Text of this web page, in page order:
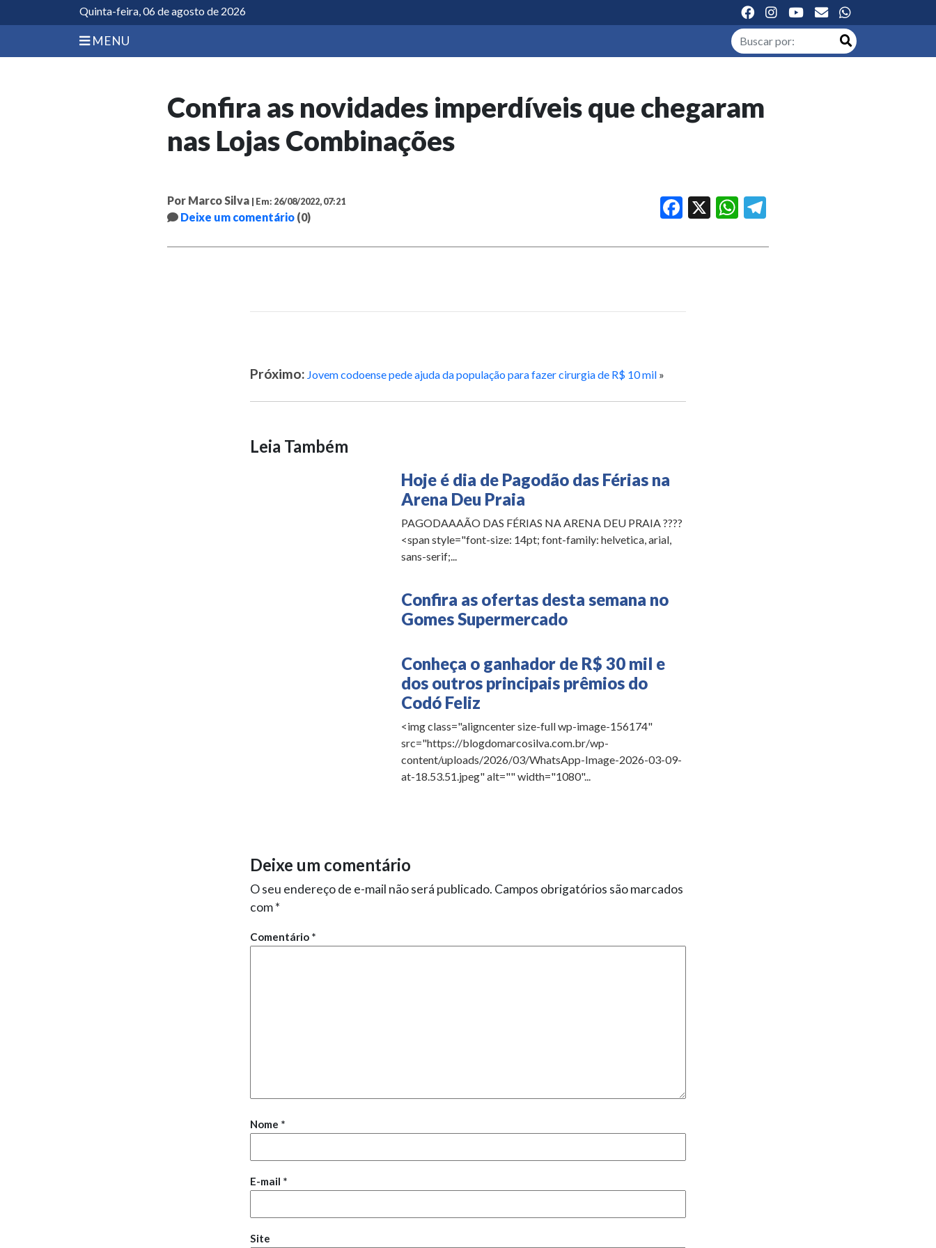
Quinta-feira, 06 de agosto de 2026
MENU
Confira as novidades imperdíveis que chegaram
nas Lojas Combinações
Por Marco Silva | Em: 26/08/2022, 07:21
Deixe um comentário (0)
Facebook WhatsApp
Próximo: Jovem codoense pede ajuda da população para fazer cirurgia de R$ 10 mil »
Leia Também
Hoje é dia de Pagodão das Férias na
Arena Deu Praia
PAGODAAAÃO DAS FÉRIAS NA ARENA DEU PRAIA ????️
<span style="font-size: 14pt; font-family: helvetica, arial,
sans-serif;...
Confira as ofertas desta semana no
Gomes Supermercado
Conheça o ganhador de R$ 30 mil e
dos outros principais prêmios do
Codó Feliz
<img class="aligncenter size-full wp-image-156174"
src="https://blogdomarcosilva.com.br/wp-
content/uploads/2026/03/WhatsApp-Image-2026-03-09-
at-18.53.51.jpeg" alt="" width="1080"...
Deixe um comentário
O seu endereço de e-mail não será publicado. Campos obrigatórios são marcados
com*
Comentário *
Nome *
E-mail *
Site